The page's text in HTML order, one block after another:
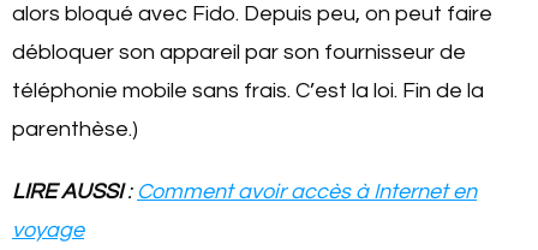
alors bloqué avec Fido. Depuis peu, on peut faire
débloquer son appareil par son fournisseur de
téléphonie mobile sans frais. C’est la loi. Fin de la
parenthèse.)
LIRE AUSSI: Comment avoir accès à Internet en
voyage